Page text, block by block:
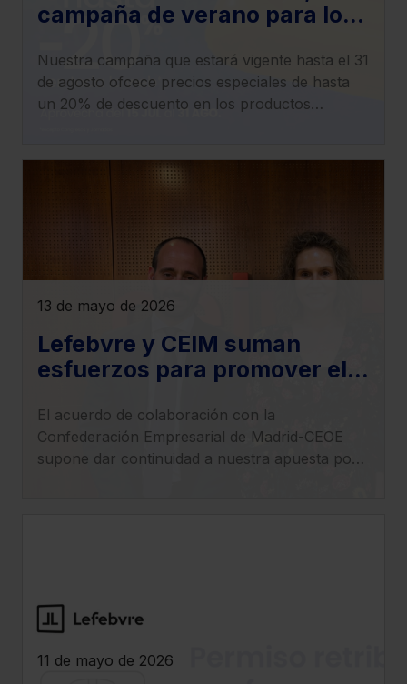
campaña de verano para los
Nuestra campaña que estará vigente hasta el 31
de agosto ofcece precios especiales de hasta
un 20% de descuento en los productos
13 de mayo de 2026
Lefebvre y CEIM suman
esfuerzos para promover el
y la innovación tecnológica
en las empresas
El acuerdo de colaboración con la
Confederación Empresarial de Madrid-CEOE
supone dar continuidad a nuestra apuesta por
11 de mayo de 2026